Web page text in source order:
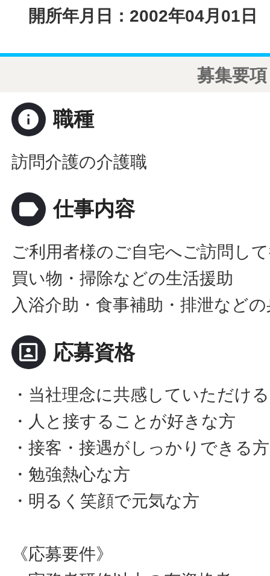
開所年月日：2002年04月01日
募集要項
info 職種
訪問介護の介護職
label 仕事内容
ご利用者様のご自宅へご訪問し
買い物・掃除などの生活援助
入浴介助・食事補助・排泄など
portrait 応募資格
・当社理念に共感していただけ
・人と接することが好きな方
・接客・接遇がしっかりできる方
・勉強熱心な方
・明るく笑顔で元気な方
《応募要件》